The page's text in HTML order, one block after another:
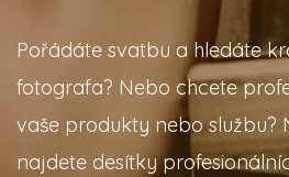
Pořádáte svatbu a hledáte
fotografa? Nebo chcete
vaše produkty nebo službu?
najdete desítky